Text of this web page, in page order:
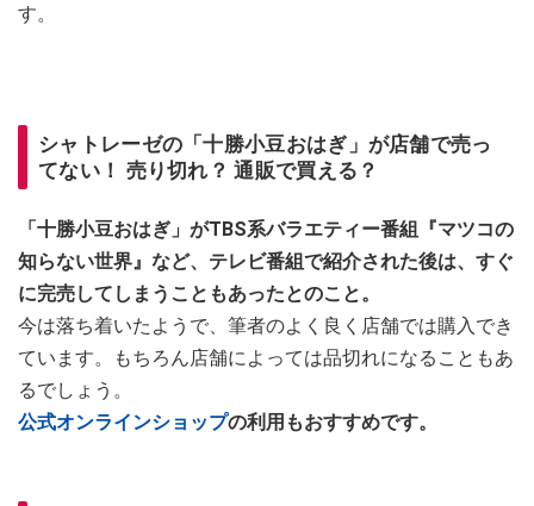
す。
シャトレーゼの「十勝小豆おはぎ」が店舗で売っ
てない！ 売り切れ？ 通販で買える？
「十勝小豆おはぎ」がTBS系バラエティー番組『マツコの
知らない世界』など、テレビ番組で紹介された後は、すぐ
に完売してしまうこともあったとのこと。
今は落ち着いたようで、筆者のよく良く店舗では購入でき
ています。もちろん店舗によっては品切れになることもあ
るでしょう。
公式オンラインショップの利用もおすすめです。